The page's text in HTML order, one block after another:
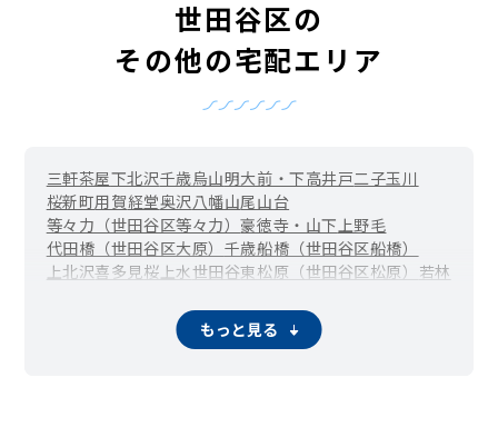
世田谷区の
その他の宅配エリア
三軒茶屋下北沢千歳烏山明大前・下高井戸二子玉川
桜新町用賀経堂奥沢 八幡山尾山台
等々力（世田谷区等々力）豪徳寺・山下 上野毛
代田橋（世田谷区大原） 千歳船橋（世田谷区船橋）
上北沢喜多見桜上水世田谷東松原（世田谷区松原） 若林
梅ヶ丘（世田谷区梅丘）大蔵大原岡本
駒沢大学（世田谷区上馬）上祖師谷 上用賀
もっと見る